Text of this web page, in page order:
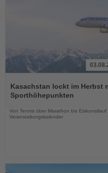
Sie
die
Nachrichten
Kasachstan lockt im Herbst
Sporthöhepunkten
Von Tennis über Marathon bis
Veranstaltungskalender